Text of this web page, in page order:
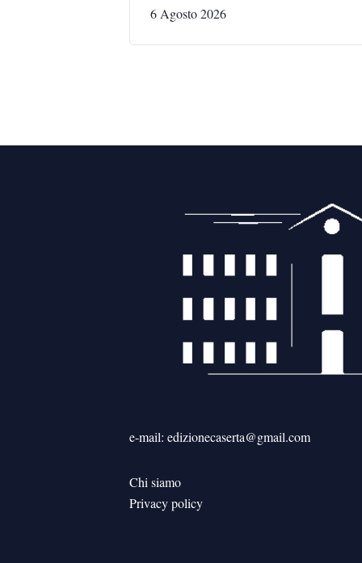
6 Agosto 2026
e-mail: edizionecaserta@gmail.com
Chi siamo
Privacy policy